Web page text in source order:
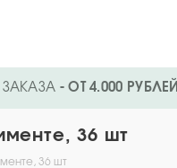
- ОТ 4.000 РУБЛЕЙ
36 шт
36 шт